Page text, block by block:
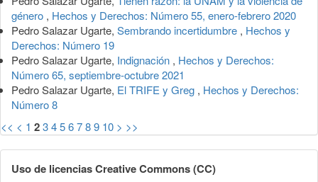
género , Hechos y Derechos: Número 55, enero-febrero 2020
Pedro Salazar Ugarte, Sembrando incertidumbre , Hechos y
Derechos: Número 19
Pedro Salazar Ugarte, Indignación , Hechos y Derechos:
Número 65, septiembre-octubre 2021
Pedro Salazar Ugarte, El TRIFE y Greg , Hechos y Derechos:
Número 8
<< < 1 23456789 10 > >>
Uso de licencias Creative Commons (CC)